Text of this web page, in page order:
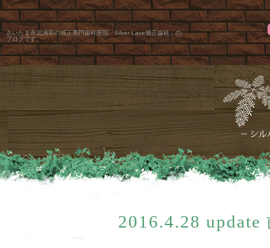
さいたま市北浦和の矯正専門歯科医院「Silver Lace矯正歯科」の
ブログです。
2016.4.28